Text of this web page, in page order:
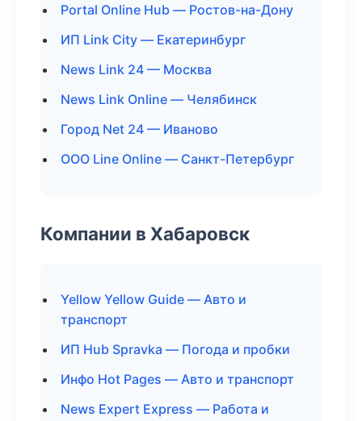
Portal Online Hub — Ростов-на-Дону
ИП Link City — Екатеринбург
News Link 24 — Москва
News Link Online — Челябинск
Город Net 24 — Иваново
ООО Line Online — Санкт-Петербург
Компании в Хабаровск
Yellow Yellow Guide — Авто и
транспорт
ИП Hub Spravka — Погода и пробки
Инфо Hot Pages — Авто и транспорт
News Expert Express — Работа и